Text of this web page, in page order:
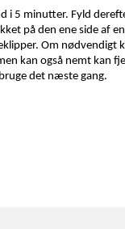
i 5 minutter. Fyld
på den ene side af
Om nødvendigt
kan også nemt kan
det næste gang.